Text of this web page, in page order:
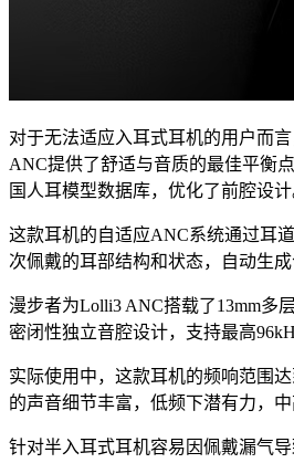
对于无法适应入耳式耳机的用户而
ANC提供了舒适与音质的最佳平衡
国人耳模型数据库，优化了前腔设计
这款耳机的自适应ANC系统通过耳
次佩戴的耳部结构和状态，自动生成
漫步者为Lolli3 ANC搭载了13mm多
密闭性独立音腔设计，支持最高
实际使用中，这款耳机的频响范围
的声音细节丰富，低频下潜有力，中
针对半入耳式耳机容易因佩戴漏气导